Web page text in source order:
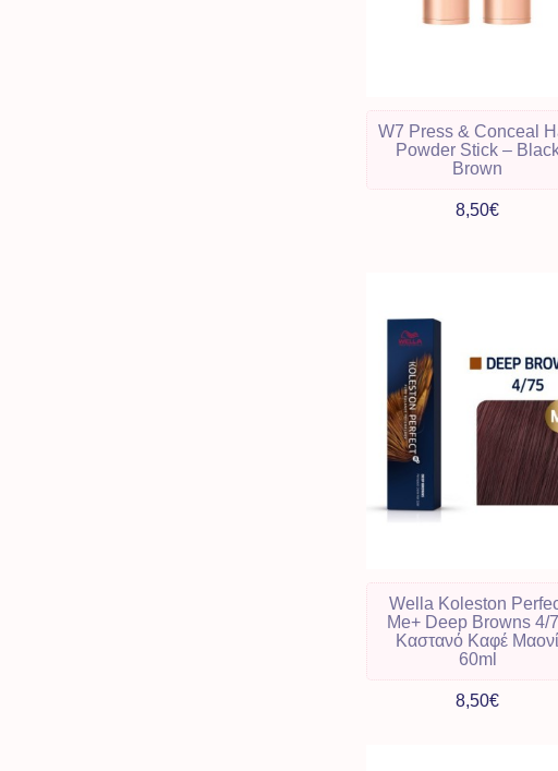
W7 Press & Conceal
Powder Stick –
Brown
8,50€
Wella Koleston
Me+ Deep Browns 4/
Καστανό Καφέ Μαονί
60ml
8,50€